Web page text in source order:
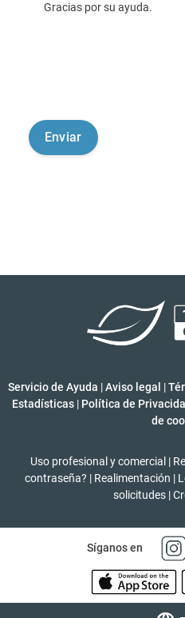
Gracias por su ayuda.
Servicio de Ayuda |Aviso legal |
Estadísticas | Política de
de
Uso profesional y comercial |
contraseña? | Realimentación |
solicitudes |
Síganos en